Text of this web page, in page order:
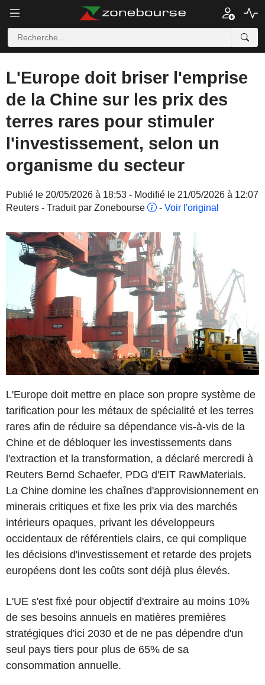
L'Europe doit briser l'emprise
de la Chine sur les prix des
terres rares pour stimuler
l'investissement, selon un
organisme du secteur
Publié le 20/05/2026 à 18:53 - Modifié le 21/05/2026 à 12:07
Reuters - Traduit par Zonebourse
- Voir l'original
L'Europe doit mettre en place son propre système de
tarification pour les métaux de spécialité et les terres
rares afin de réduire sa dépendance vis-à-vis de la
Chine et de débloquer les investissements dans
l'extraction et la transformation, a déclaré mercredi à
Reuters Bernd Schaefer, PDG d'EIT RawMaterials.
La Chine domine les chaînes d'approvisionnement en
minerais critiques et fixe les prix via des marchés
intérieurs opaques, privant les développeurs
occidentaux de référentiels clairs, ce qui complique
les décisions d'investissement et retarde des projets
européens dont les coûts sont déjà plus élevés.
L'UE s'est fixé pour objectif d'extraire au moins 10%
de ses besoins annuels en matières premières
stratégiques d'ici 2030 et de ne pas dépendre d'un
seul pays tiers pour plus de 65% de sa
consommation annuelle.